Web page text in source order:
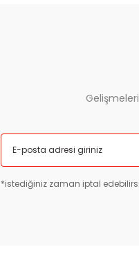
*istediğiniz zaman iptal